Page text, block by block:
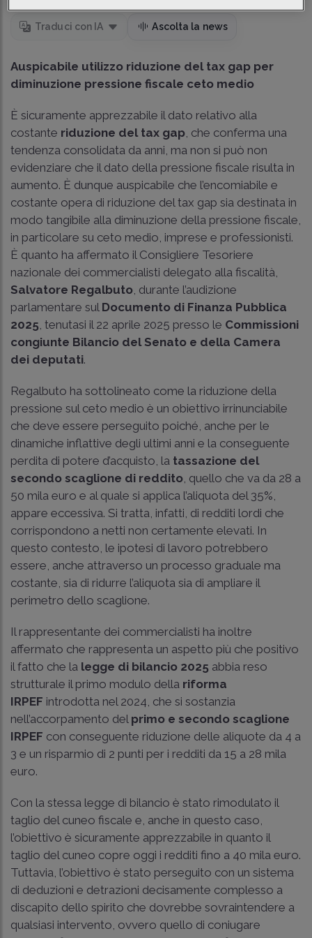
Traduci con IA Ascolta la news
Auspicabile utilizzo riduzione del tax gap per
diminuzione pressione fiscale ceto medio
È sicuramente apprezzabile il dato relativo alla
costante riduzione del tax gap , che conferma una
tendenza consolidata da anni, ma non si può non
evidenziare che il dato della pressione fiscale risulta in
aumento. È dunque auspicabile che l’encomiabile e
costante opera di riduzione del tax gap sia destinata in
modo tangibile alla diminuzione della pressione fiscale,
in particolare su ceto medio, imprese e professionisti.
È quanto ha affermato il Consigliere Tesoriere
nazionale dei commercialisti delegato alla fiscalità,
Salvatore Regalbuto , durante l’audizione
parlamentare sul Documento di Finanza Pubblica
2025 , tenutasi il 22 aprile 2025 presso le Commissioni
congiunte Bilancio del Senato e della Camera
dei deputati.
Regalbuto ha sottolineato come la riduzione della
pressione sul ceto medio è un obiettivo irrinunciabile
che deve essere perseguito poiché, anche per le
dinamiche inflattive degli ultimi anni e la conseguente
perdita di potere d’acquisto, la tassazione del
secondo scaglione di reddito , quello che va da 28 a
50 mila euro e al quale si applica l’aliquota del 35%,
appare eccessiva. Si tratta, infatti, di redditi lordi che
corrispondono a netti non certamente elevati. In
questo contesto, le ipotesi di lavoro potrebbero
essere, anche attraverso un processo graduale ma
costante, sia di ridurre l’aliquota sia di ampliare il
perimetro dello scaglione.
Il rappresentante dei commercialisti ha inoltre
affermato che rappresenta un aspetto più che positivo
il fatto che la legge di bilancio 2025 abbia reso
strutturale il primo modulo della riforma
IRPEF introdotta nel 2024, che si sostanzia
nell’accorpamento del primo e secondo scaglione
IRPEF con conseguente riduzione delle aliquote da 4 a
3 e un risparmio di 2 punti per i redditi da 15 a 28 mila
euro.
Con la stessa legge di bilancio è stato rimodulato il
taglio del cuneo fiscale e, anche in questo caso,
l’obiettivo è sicuramente apprezzabile in quanto il
taglio del cuneo copre oggi i redditi fino a 40 mila euro.
Tuttavia, l’obiettivo è stato perseguito con un sistema
di deduzioni e detrazioni decisamente complesso a
discapito dello spirito che dovrebbe sovraintendere a
qualsiasi intervento, ovvero quello di coniugare